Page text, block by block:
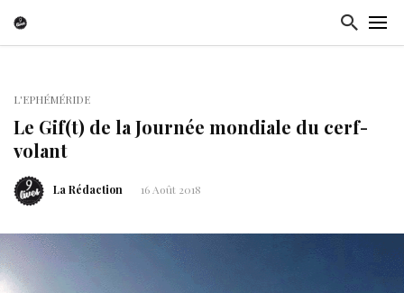
L'EPHÉMÉRIDE
Le Gif(t) de la Journée mondiale du cerf-
volant
La Rédaction 16 Août 2018